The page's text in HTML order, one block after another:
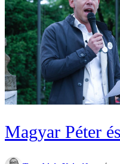
Magyar Péter